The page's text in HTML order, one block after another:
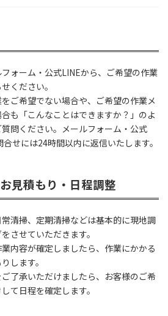
ォーム・公式LINEから、ご希望の作業
ください。
ご希望でない場合や、ご希望の作業メ
も「こんなことはできますか？」のよ
問ください。メールフォーム・公式
せには24時間以内に返信いたします。
見積もり・日程調整
清掃、定期清掃などは基本的に現地調
させていただきます。
内容が確定しましたら、作業にかかる
します。
了承いただけましたら、お客様のご希
て日程を確定します。